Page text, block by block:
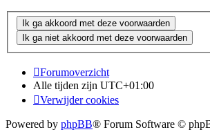
Forumoverzicht
Alle tijden zijn UTC+01:00
Verwijder cookies
Powered by phpBB® Forum Software ©